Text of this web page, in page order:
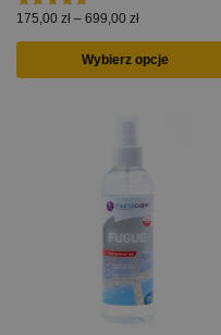
175,00 zł – 699,00 zł
Wybierz opcje